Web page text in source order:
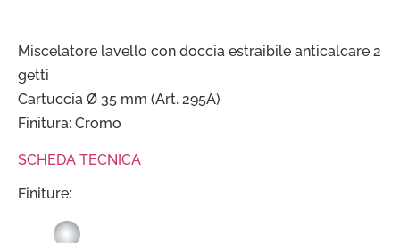
Miscelatore lavello con doccia estraibile anticalcare 2
getti
Cartuccia Ø 35 mm (Art. 295A)
Finitura: Cromo
SCHEDA TECNICA
Finiture: